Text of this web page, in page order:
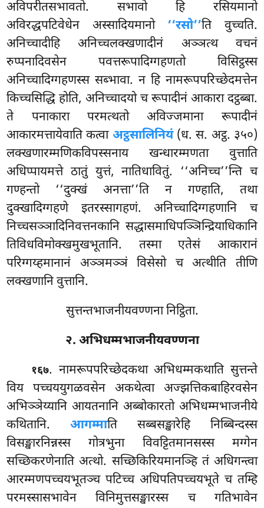
अविपरीतसभावतो. सभावो हि रसियमानो
अविरद्धपटिवेधेन अस्सादियमानो ‘‘रसो’’ति वुच्चति.
अनिच्चादीहि अनिच्चलक्खणादीनं अञ्ञत्थ वचनं
रुप्पनादिवसेन पवत्तरूपादिग्गहणतो विसिट्ठस्स
अनिच्चादिग्गहणस्स सब्भावा. न हि नामरूपपरिच्छेदमत्तेन
किच्चसिद्धि होति, अनिच्चादयो च रूपादीनं आकारा दट्ठब्बा.
ते पनाकारा परमत्थतो अविज्जमाना रूपादीनं
आकारमत्तायेवाति कत्वा अट्ठसालिनियं(ध. स. अट्ठ. ३५०)
लक्खणारम्मणिकविपस्सनाय खन्धारम्मणता वुत्ताति
अधिप्पायमत्ते ठातुं युत्तं, नातिधावितुं. ‘‘अनिच्च’’न्ति च
गण्हन्तो ‘‘दुक्खं अनत्ता’’ति न गण्हाति, तथा
दुक्खादिग्गहणे इतरस्सागहणं. अनिच्चादिग्गहणानि च
निच्चसञ्ञादिनिवत्तनकानि सद्धासमाधिपञ्ञिन्द्रियाधिकानि
तिविधविमोक्खमुखभूतानि. तस्मा एतेसं आकारानं
परिग्गय्हमानानं अञ्ञमञ्ञं विसेसो च अत्थीति तीणि
लक्खणानि वुत्तानि.
सुत्तन्तभाजनीयवण्णना निट्ठिता.
२. अभिधम्मभाजनीयवण्णना
१६७. नामरूपपरिच्छेदकथा अभिधम्मकथाति सुत्तन्ते
विय पच्चययुगळवसेन अकथेत्वा अज्झत्तिकबाहिरवसेन
अभिञ्ञेय्यानि आयतनानि अब्बोकारतो अभिधम्मभाजनीये
कथितानि.आगम्माति सब्बसङ्खारेहि निब्बिन्दस्स
विसङ्खारनिन्नस्स गोत्रभुना विवट्टितमानसस्स मग्गेन
सच्छिकरणेनाति अत्थो. सच्छिकिरियमानञ्हि तं अधिगन्त्वा
आरम्मणपच्चयभूतञ्चपटिच्च अधिपतिपच्चयभूते च तम्हि
परमस्सासभावेन विनिमुत्तसङ्खारस्स च गतिभावेन